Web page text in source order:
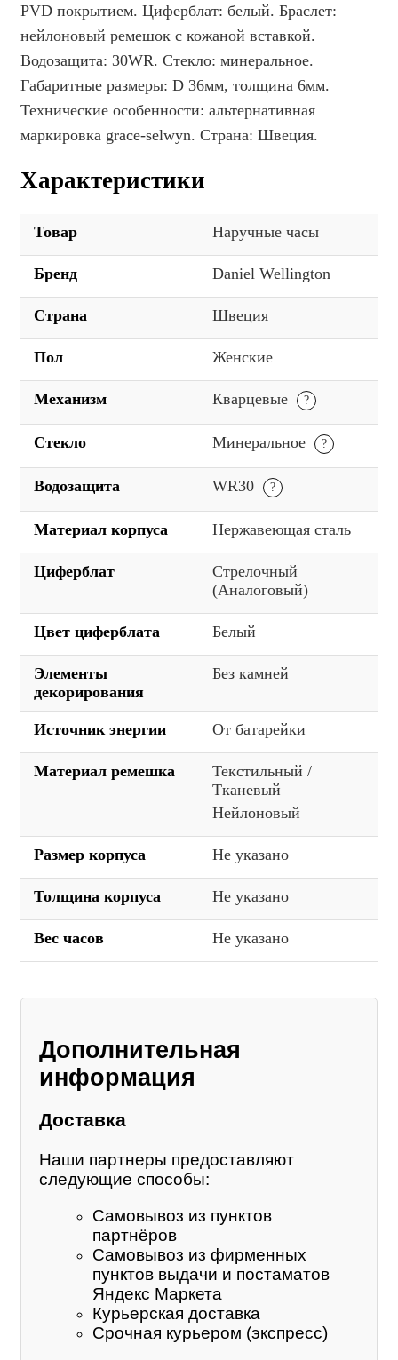
PVD покрытием. Циферблат: белый. Браслет:
нейлоновый ремешок с кожаной вставкой.
Водозащита: 30WR. Стекло: минеральное.
Габаритные размеры: D 36мм, толщина 6мм.
Технические особенности: альтернативная
маркировка grace-selwyn. Страна: Швеция.
Характеристики
Товар Наручные часы
Бренд Daniel Wellington
Страна Швеция
Пол Женские
Механизм Кварцевые
Стекло Минеральное
Водозащита WR30
Материал корпуса Нержавеющая сталь
Циферблат
Стрелочный
(Аналоговый)
Цвет циферблата Белый
Элементы
декорирования
Без камней
Источник энергии От батарейки
Материал ремешка
Текстильный /
Тканевый
Нейлоновый
Размер корпуса Не указано
Толщина корпуса Не указано
Вес часов Не указано
Дополнительная
информация
Доставка
Наши партнеры предоставляют
следующие способы:
Самовывоз из пунктов
партнёров
Самовывоз из фирменных
пунктов выдачи и постаматов
Яндекс Маркета
Курьерская доставка
Срочная курьером (экспресс)